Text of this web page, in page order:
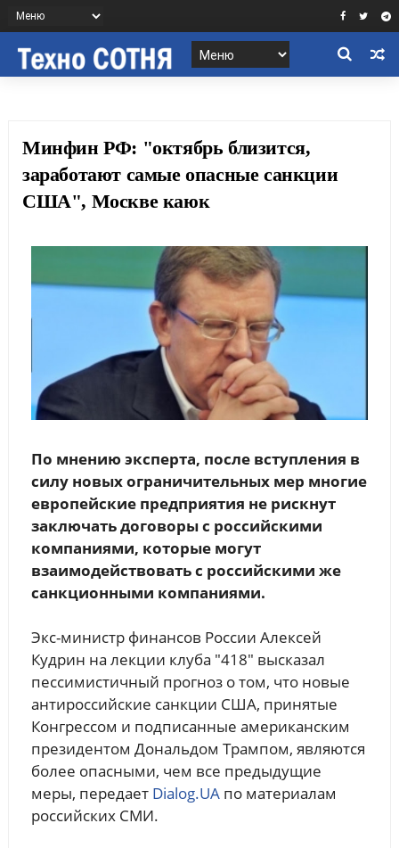
Минфин РФ: "октябрь близится,
заработают самые опасные санкции
США", Москве каюк
По мнению эксперта, после вступления в
силу новых ограничительных мер многие
европейские предприятия не рискнут
заключать договоры с российскими
компаниями, которые могут
взаимодействовать с российскими же
санкционными компаниями.
Экс-министр финансов России Алексей
Кудрин на лекции клуба "418" высказал
пессимистичный прогноз о том, что новые
антироссийские санкции США, принятые
Конгрессом и подписанные американским
президентом Дональдом Трампом, являются
более опасными, чем все предыдущие
меры, передает Dialog.UAпо материалам
российских СМИ.